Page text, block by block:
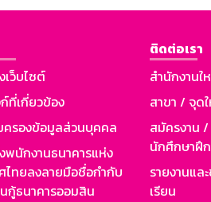
ว็บไซต์
ที่เกี่ยวข้อง
ครองข้อมูลส่วนบุคคล
พนักงานธนาคารแห่ง
ไทยลงลายมือชื่อกำกับ
กู้ธนาคารออมสิน
ติดต่อเรา
สำนักงาน
สาขา / จุด
สมัครงาน
นักศึกษาฝึ
รายงานแล
เรียน